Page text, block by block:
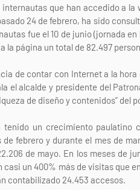
que han accedido a la
24 de febrero, ha sido
fue el 10 de junio (jornada
la página un total de 82.497
de contar con Internet a la
el alcalde y presidente del
de diseño y contenidos” del
un crecimiento paulatino
febrero y durante el mes de
de mayo. En los meses de
un 400% más de visitas que
contabilizado 24.453 accesos.